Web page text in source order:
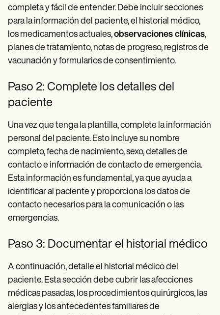
completa y fácil de entender. Debe incluir secciones
para la información del paciente, el historial médico,
los medicamentos actuales,observaciones clínicas,
planes de tratamiento, notas de progreso, registros de
vacunación y formularios de consentimiento.
Paso 2: Complete los detalles del
paciente
Una vez que tenga la plantilla, complete la información
personal del paciente. Esto incluye su nombre
completo, fecha de nacimiento, sexo, detalles de
contacto e información de contacto de emergencia.
Esta información es fundamental, ya que ayuda a
identificar al paciente y proporciona los datos de
contacto necesarios para la comunicación o las
emergencias.
Paso 3: Documentar el historial médico
A continuación, detalle el historial médico del
paciente. Esta sección debe cubrir las afecciones
médicas pasadas, los procedimientos quirúrgicos, las
alergias y los antecedentes familiares de